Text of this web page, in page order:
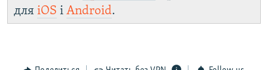
для iOS і Android.